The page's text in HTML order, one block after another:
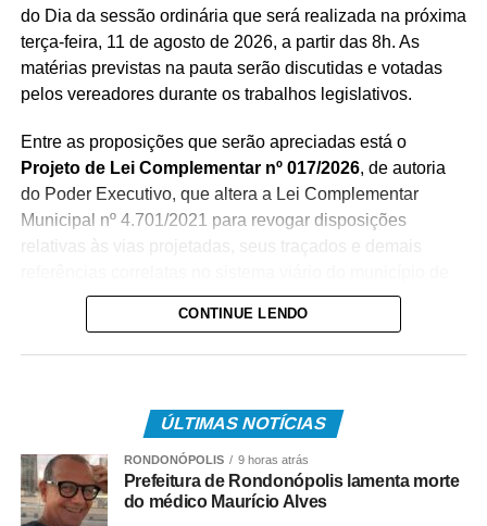
do Dia da sessão ordinária que será realizada na próxima
terça-feira, 11 de agosto de 2026, a partir das 8h. As
matérias previstas na pauta serão discutidas e votadas
pelos vereadores durante os trabalhos legislativos.
Entre as proposições que serão apreciadas está o
Projeto de Lei Complementar nº 017/2026, de autoria
do Poder Executivo, que altera a Lei Complementar
Municipal nº 4.701/2021 para revogar disposições
Várzea Grande.
fibromialgia como pessoas com necessidades especiais
(PNE), para fins de acesso a direitos e benefícios, além
de estabelecer a gratuidade no transporte coletivo urbano
do município.
CONTINUE LENDO
ÚLTIMAS NOTÍCIAS
RONDONÓPOLIS 9 horas atrás
Prefeitura de Rondonópolis lamenta morte
do médico Maurício Alves